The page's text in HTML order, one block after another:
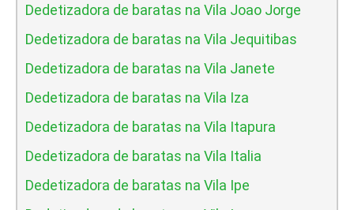
Dedetizadora de baratas na Vila Joao Jorge
Dedetizadora de baratas na Vila Jequitibas
Dedetizadora de baratas na Vila Janete
Dedetizadora de baratas na Vila Iza
Dedetizadora de baratas na Vila Itapura
Dedetizadora de baratas na Vila Italia
Dedetizadora de baratas na Vila Ipe